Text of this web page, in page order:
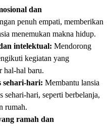
dan
penuh empati, memberikan
menemukan makna hidup.
intelektual: Mendorong
kegiatan yang
hal-hal baru.
sehari-hari: Membantu lansia
sehari-hari, seperti berbelanja,
rumah.
ramah dan